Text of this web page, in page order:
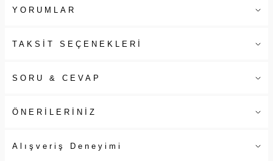
YORUMLAR
TAKSİT SEÇENEKLERİ
SORU & CEVAP
ÖNERİLERİNİZ
Alışveriş Deneyimi